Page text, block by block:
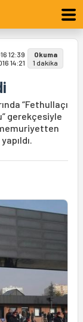
12:39
14:21
Okuma
1 dakika
“Fethullaçı
gerekçesiyle